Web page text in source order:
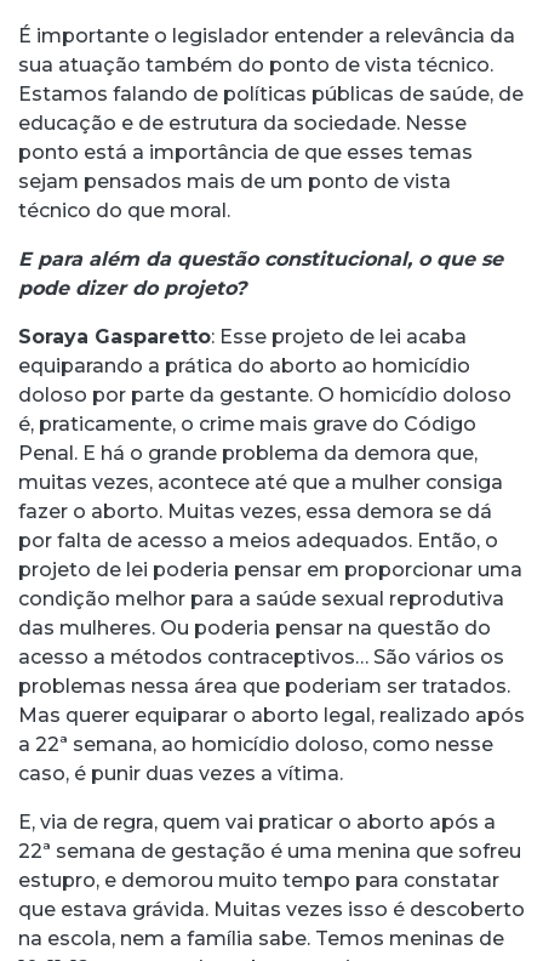
É importante o legislador entender a relevância da
sua atuação também do ponto de vista técnico.
Estamos falando de políticas públicas de saúde, de
educação e de estrutura da sociedade. Nesse
ponto está a importância de que esses temas
sejam pensados mais de um ponto de vista
técnico do que moral.
E para além da questão constitucional, o que se
pode dizer do projeto?
Soraya Gasparetto: Esse projeto de lei acaba
equiparando a prática do aborto ao homicídio
doloso por parte da gestante. O homicídio doloso
é, praticamente, o crime mais grave do Código
Penal. E há o grande problema da demora que,
muitas vezes, acontece até que a mulher consiga
fazer o aborto. Muitas vezes, essa demora se dá
por falta de acesso a meios adequados. Então, o
projeto de lei poderia pensar em proporcionar uma
condição melhor para a saúde sexual reprodutiva
das mulheres. Ou poderia pensar na questão do
acesso a métodos contraceptivos… São vários os
problemas nessa área que poderiam ser tratados.
Mas querer equiparar o aborto legal, realizado após
a 22ª semana, ao homicídio doloso, como nesse
caso, é punir duas vezes a vítima.
E, via de regra, quem vai praticar o aborto após a
22ª semana de gestação é uma menina que sofreu
estupro, e demorou muito tempo para constatar
que estava grávida. Muitas vezes isso é descoberto
na escola, nem a família sabe. Temos meninas de